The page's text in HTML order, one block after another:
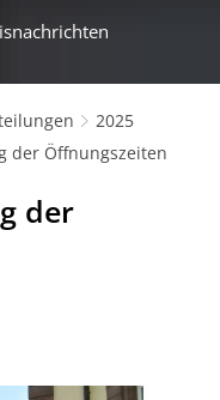
2025
der Öffnungszeiten
der